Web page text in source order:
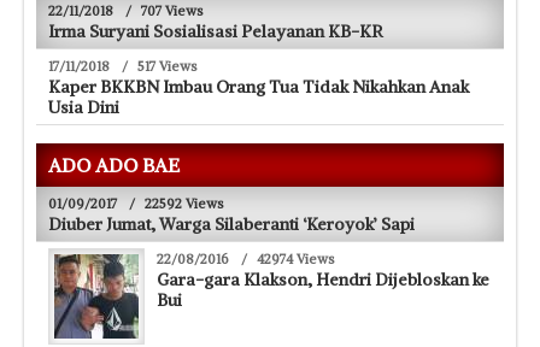
22/11/2018 / 707 Views
Irma Suryani Sosialisasi Pelayanan KB-KR
17/11/2018 / 517 Views
Kaper BKKBN Imbau Orang Tua Tidak Nikahkan Anak
Usia Dini
ADO ADO BAE
01/09/2017 / 22592 Views
Diuber Jumat, Warga Silaberanti ‘Keroyok’ Sapi
22/08/2016 / 42974 Views
Gara-gara Klakson, Hendri Dijebloskan ke
Bui